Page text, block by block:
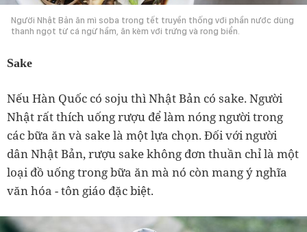
Người Nhật Bản ăn mì soba trong tết truyền thống với phần nước dùng
thanh ngọt từ cá ngừ hầm, ăn kèm với trứng và rong biển.
Sake
Nếu Hàn Quốc có soju thì Nhật Bản có sake. Người
Nhật rất thích uống rượu để làm nóng người trong
các bữa ăn và sake là một lựa chọn. Đối với người
dân Nhật Bản, rượu sake không đơn thuần chỉ là một
loại đồ uống trong bữa ăn mà nó còn mang ý nghĩa
văn hóa - tôn giáo đặc biệt.